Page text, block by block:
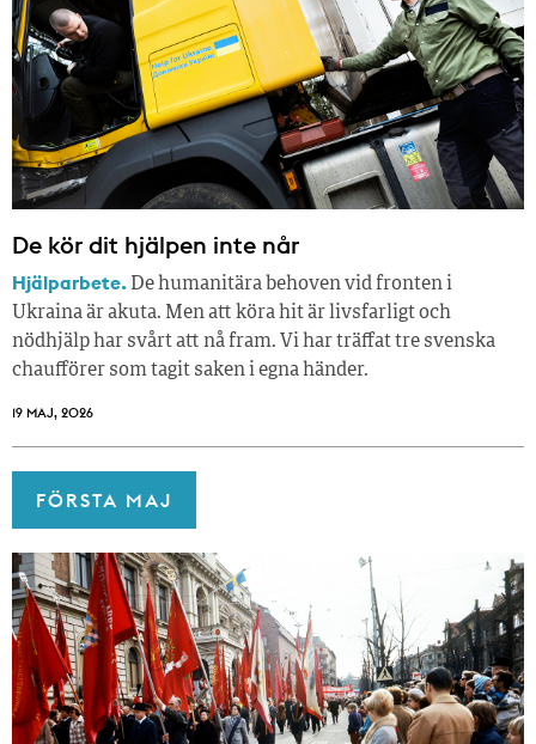
De kör dit hjälpen inte når
Hjälparbete. De humanitära behoven vid fronten i
Ukraina är akuta. Men att köra hit är livsfarligt och
nödhjälp har svårt att nå fram. Vi har träffat tre svenska
chaufförer som tagit saken i egna händer.
19 MAJ, 2026
FÖRSTA MAJ